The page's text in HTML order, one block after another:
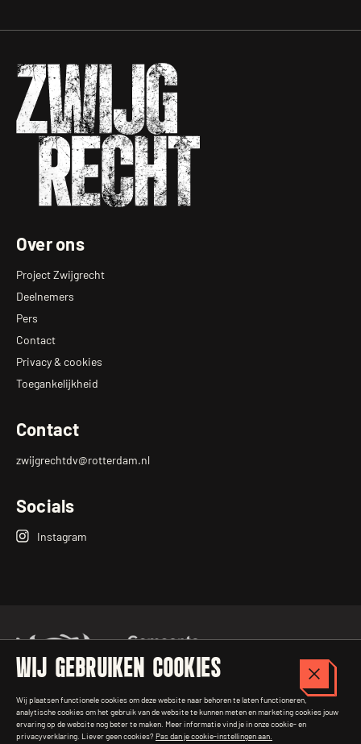
Zwijgrecht
Over ons
Project Zwijgrecht
Deelnemers
Pers
Contact
Privacy & cookies
Toegankelijkheid
Contact
zwijgrechtdv@rotterdam.nl
Socials
Zwijgrecht
Instagram
WIJ GEBRUIKEN COOKIES
Wij plaatsen functionele cookies om deze website naar behoren te laten functioneren,
analytische cookies om het gebruik van de website te kunnen meten en marketing cookies jouw
ervaring op de website nog beter te maken. Meer informatie vind je in onze cookie- en
privacyverklaring. Liever geen cookies?Pas dan je cookie-instellingen aan.
Sluit